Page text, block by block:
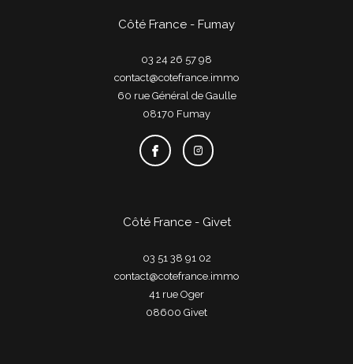
Côté France - Fumay
03 24 26 57 98
contact@cotefrance.immo
60 rue Général de Gaulle
08170
fumay
Côté France - Givet
03 51 38 91 02
contact@cotefrance.immo
41 rue Oger
08600
givet